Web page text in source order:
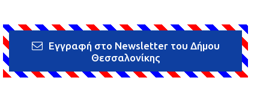
Εγγραφή στο Newsletter του Δήμου
Θεσσαλονίκης